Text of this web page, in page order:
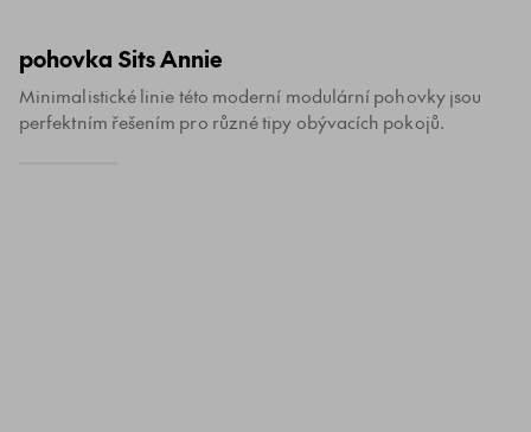
pohovka Sits Annie
Minimalistické linie této moderní modulární pohovky jsou
perfektním řešením pro různé tipy obývacích pokojů.